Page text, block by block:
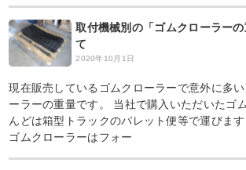
取付機械別の「ゴムクローラー
て
2020年10月1日
現在販売しているゴムクローラーで意外に多
ーラーの重量です。 当社で購入いただいたゴ
んどは箱型トラックのパレット便等で運びま
ゴムクローラーはフォー